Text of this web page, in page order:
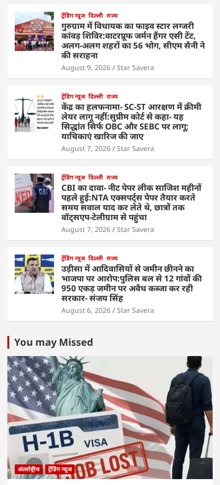
ट्रेंडिंग न्यूज दिल्ली राज्य
गुरुग्राम में विधायक का फाइव स्टार लग्जरी
कांवड़ शिविर:वाटरप्रूफ जर्मन हैंगर एसी टेंट,
अलग-अलग शहरों का 56 भोग, सीएम सैनी ने
की सराहना
August 9, 2026 Star Savera
ट्रेंडिंग न्यूज दिल्ली राज्य
केंद्र का हलफनामा- SC-ST आरक्षण में क्रीमी
लेयर लागू नहीं:सुप्रीम कोर्ट से कहा- यह
सिद्धांत सिर्फ OBC और SEBC पर लागू;
याचिकाएं खारिज की जाए
August 7, 2026 Star Savera
ट्रेंडिंग न्यूज दिल्ली राज्य
CBI का दावा- नीट पेपर लीक साजिश महीनों
पहले हुई:NTA एक्सपर्ट्स पेपर तैयार करते
समय सवाल याद कर लेते थे, छात्रों तक
वॉट्सएप-टेलीग्राम से पहुंचा
August 7, 2026 Star Savera
ट्रेंडिंग न्यूज दिल्ली राज्य
उड़ीसा में आदिवासियों से जमीन छीनने का
भाजपा पर आरोप:पुलिस बल से 12 गांवों की
950 एकड़ जमीन पर अवैध कब्जा कर रही
सरकार- संजय सिंह
August 6, 2026 Star Savera
You may Missed
अंतर्राष्ट्रीय ट्रेंडिंग न्यूज